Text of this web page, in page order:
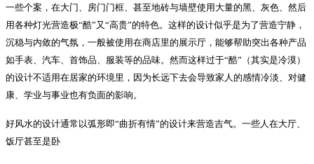
一些个案，在大门、房门门框、甚至地砖与墙壁使用大量的黑、灰色、然后
用各种灯光营造极“酷”又“高贵”的特色。这样的设计似乎是为了营造宁静，
沉稳与内敛的气氛，一般被使用在商店里的展示厅，能够帮助突出各种产品
如手表、汽车、首饰品、服装等的品味。然而这样过于“酷”（其实是冷漠）
的设计不适用在居家的环境里，因为长远下去会导致家人的感情冷淡、对健
康、学业与事业也有负面的影响。
好风水的设计通常以弧形即“曲折有情”的设计来营造吉气。一些人在大厅、
饭厅甚至是卧